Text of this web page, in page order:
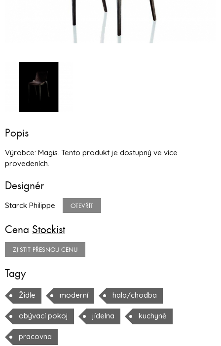
Popis
Výrobce: Magis. Tento produkt je dostupný ve více
provedeních.
Designér
Starck Philippe OTEVŘÍT
Cena Stockist
ZJISTIT PŘESNOU CENU
Tagy
Židle moderní hala/chodba
obývací pokoj jídelna kuchyně
pracovna